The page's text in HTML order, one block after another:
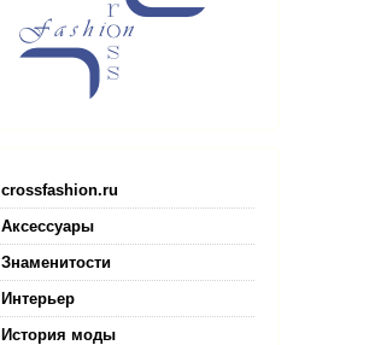
crossfashion.ru
Аксессуары
Знаменитости
Интерьер
История моды